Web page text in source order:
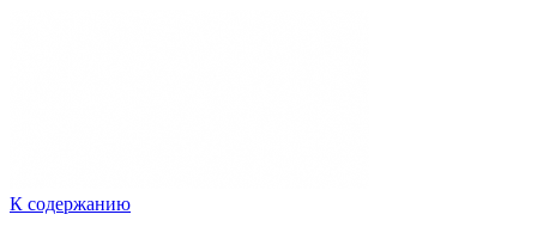
К содержанию